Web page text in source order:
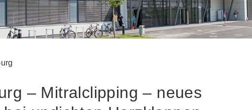
– Mitralclipping – neues